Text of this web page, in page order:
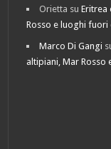
Orietta suEritrea
Rosso e luoghi fuori
Marco Di Gangi
altipiani, Mar